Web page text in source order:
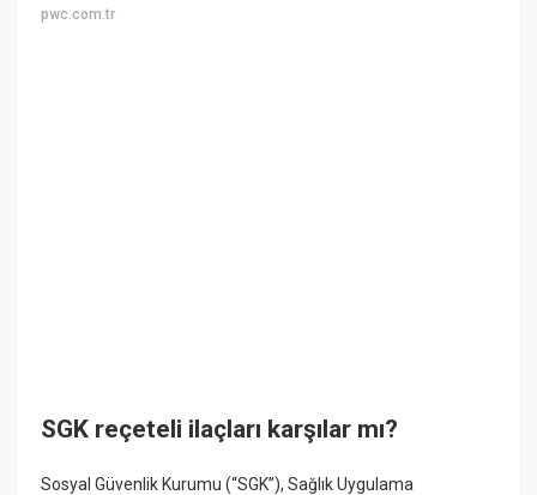
pwc.com.tr
SGK reçeteli ilaçları karşılar mı?
Sosyal Güvenlik Kurumu (“SGK”), Sağlık Uygulama